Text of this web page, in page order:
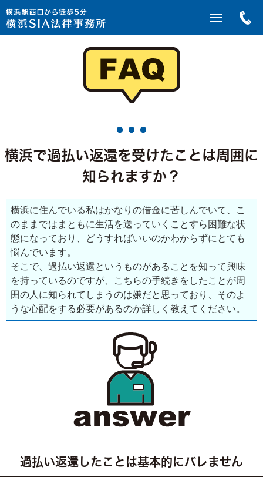
横浜で過払い返還を受けたことは周囲に
知られますか？
横浜に住んでいる私はかなりの借金に苦しんでいて、こ
のままではまともに生活を送っていくことすら困難な状
態になっており、どうすればいいのかわからずにとても
悩んでいます。
そこで、過払い返還というものがあることを知って興味
を持っているのですが、こちらの手続きをしたことが周
囲の人に知られてしまうのは嫌だと思っており、そのよ
うな心配をする必要があるのか詳しく教えてください。
過払い返還したことは基本的にバレません